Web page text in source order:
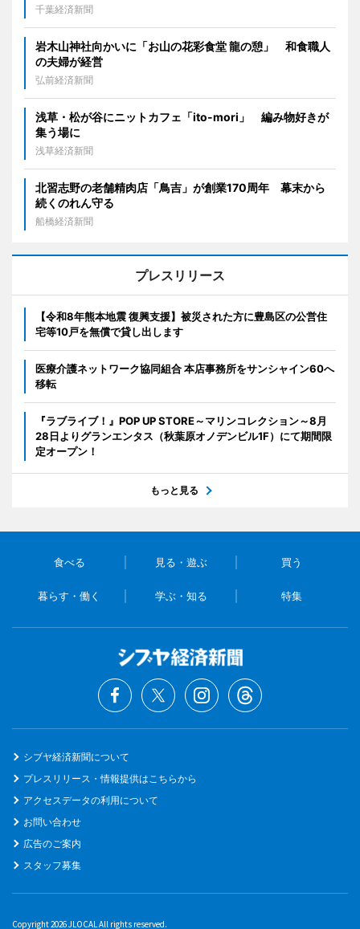
千葉経済新聞
岩木山神社向かいに「お山の花彩食堂 龍の憩」 和食職人
の夫婦が経営
弘前経済新聞
浅草・松が谷にニットカフェ「ito-mori」 編み物好きが
集う場に
浅草経済新聞
北習志野の老舗精肉店「鳥吉」が創業170周年 幕末から
続くのれん守る
船橋経済新聞
プレスリリース
【令和8年熊本地震 復興支援】被災された方に豊島区の公営住
宅等10戸を無償で貸し出します
医療介護ネットワーク協同組合 本店事務所をサンシャイン60へ
移転
『ラブライブ！』POP UP STORE～マリンコレクション～8月
28日よりグランエンタス（秋葉原オノデンビル1F）にて期間限
定オープン！
もっと見る
食べる 見る・遊ぶ 買う
暮らす・働く 学ぶ・知る 特集
シブヤ経済新聞について
プレスリリース・情報提供はこちらから
アクセスデータの利用について
お問い合わせ
広告のご案内
スタッフ募集
Copyright 2026 JLOCAL All rights reserved.